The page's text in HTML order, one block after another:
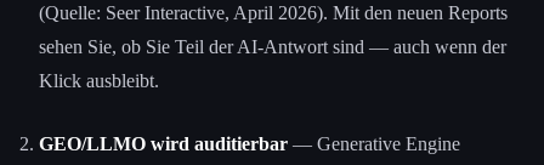
(Quelle: Seer Interactive, April 2026). Mit den neuen Reports
sehen Sie, ob Sie Teil der AI-Antwort sind — auch wenn der
Klick ausbleibt.
GEO/LLMO wird auditierbar — Generative Engine